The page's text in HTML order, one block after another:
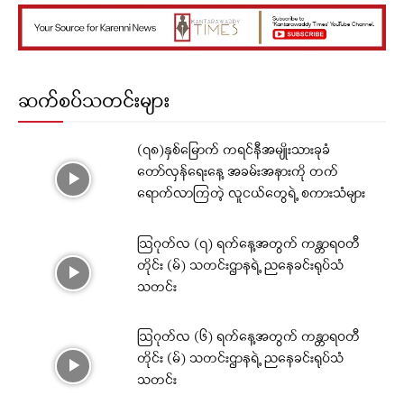
ဆက်စပ်သတင်းများ
(၇၈)နှစ်မြောက် ကရင်နီအမျိုးသားခုခံ
တော်လှန်ရေးနေ့ အခမ်းအနားကို တက်
ရောက်လာကြတဲ့ လူငယ်တွေရဲ့ စကားသံများ
ဩဂုတ်လ (၇) ရက်နေ့အတွက် ကန္တာရဝတီ
တိုင်း (မ်) သတင်းဌာနရဲ့ ညနေခင်းရုပ်သံ
သတင်း
ဩဂုတ်လ (၆) ရက်နေ့အတွက် ကန္တာရဝတီ
တိုင်း (မ်) သတင်းဌာနရဲ့ ညနေခင်းရုပ်သံ
သတင်း